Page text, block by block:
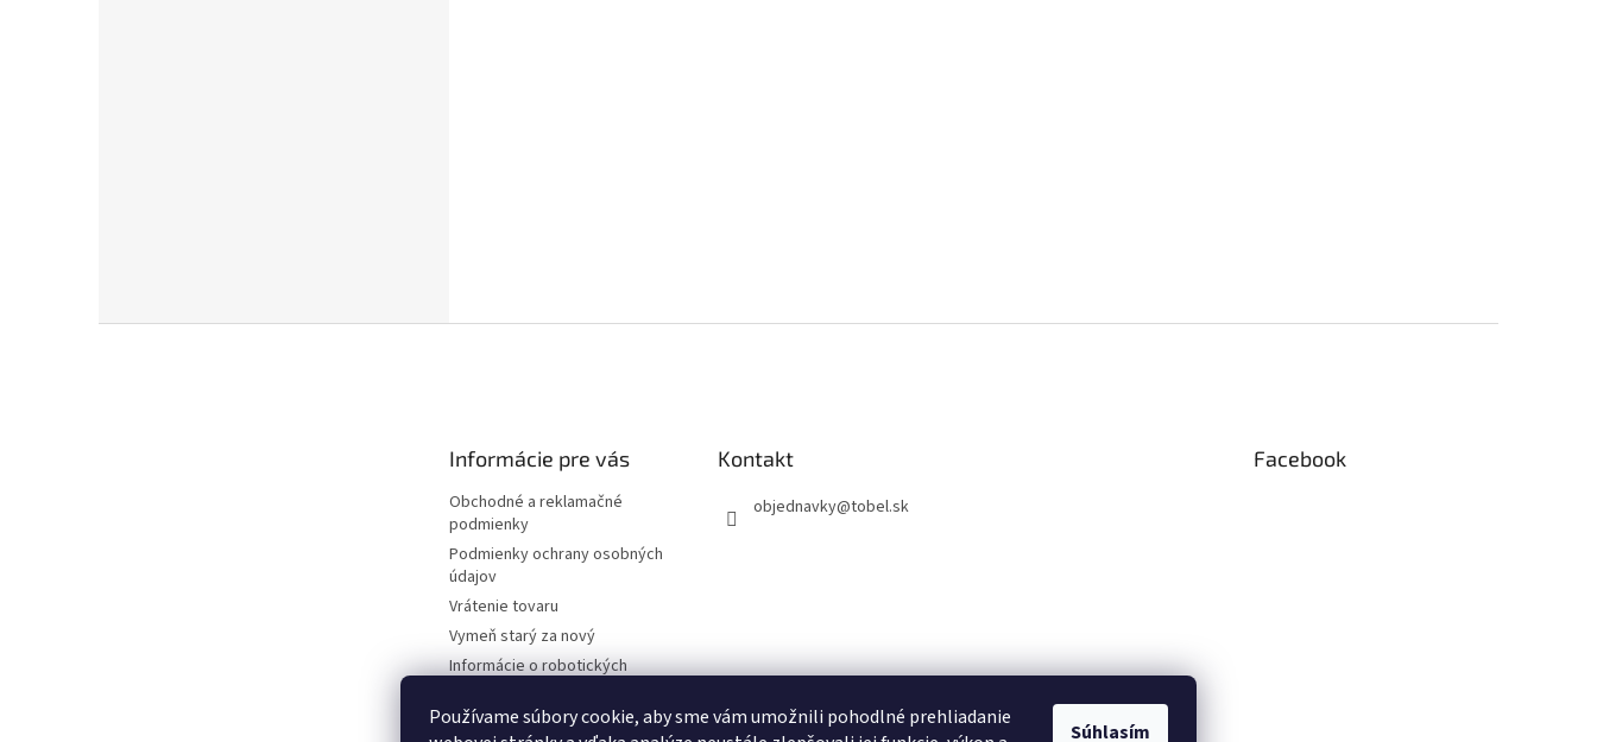
Používame súbory cookie, aby sme vám umožnili pohodlné prehliadanie
Súhlasím
Informácie pre vás
Obchodné a reklamačné
podmienky
Podmienky ochrany osobných
údajov
Vrátenie tovaru
Vymeň starý za nový
Informácie o robotických
Požičovňa - Technické
Kontakt
objednavky@tobel.sk
Facebook